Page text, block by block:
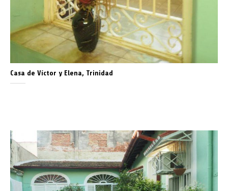
Casa de Víctor y Elena, Trinidad